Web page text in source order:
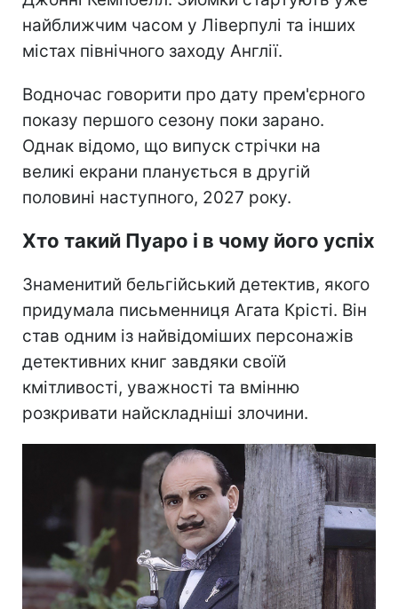
найближчим часом у Ліверпулі та інших
містах північного заходу Англії.
Водночас говорити про дату прем'єрного
показу першого сезону поки зарано.
Однак відомо, що випуск стрічки на
великі екрани планується в другій
половині наступного, 2027 року.
Хто такий Пуаро і в чому його успіх
Знаменитий бельгійський детектив, якого
придумала письменниця Агата Крісті. Він
став одним із найвідоміших персонажів
детективних книг завдяки своїй
кмітливості, уважності та вмінню
розкривати найскладніші злочини.